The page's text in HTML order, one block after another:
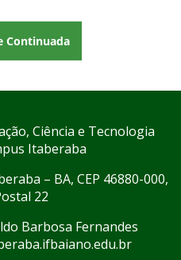
Continuada
Ciência e Tecnologia
Itaberaba
– BA, CEP 46880-000,
22
Barbosa Fernandes